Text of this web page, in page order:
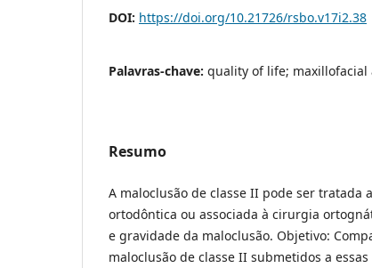
DOI: https://doi.org/10.21726/rsbo.v17i2.38
Palavras-chave: quality of life;
Resumo
A maloclusão de classe II pode ser tratada
ortodôntica ou associada à cirurgia
e gravidade da maloclusão. Objetivo:
maloclusão de classe II submetidos a